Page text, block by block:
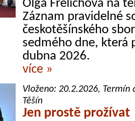
Olga Frelichová na
Záznam pravidelné
českotěšínského
sedmého dne, která
dubna 2026.
více »
Vloženo:20.2.2026, Termín
Těšín
Jen prostě prožívat